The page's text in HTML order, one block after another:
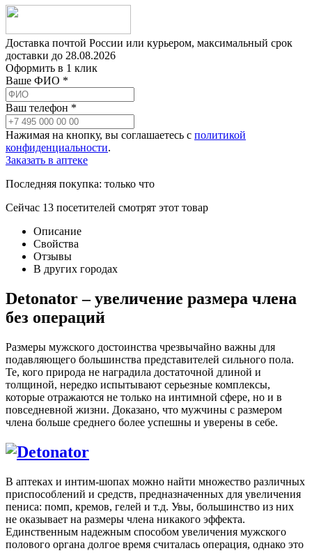
Доставка почтой России или курьером, максимальный срок
доставки до 28.08.2026
Оформить в 1 клик
Ваше ФИО *
Ваш телефон *
Нажимая на кнопку, вы соглашаетесь с политикой
конфиденциальности.
Заказать в аптеке
Последняя покупка: только что
Сейчас 13 посетителей смотрят этот товар
Описание
Свойства
Отзывы
В других городах
Detonator – увеличение размера члена
без операций
Размеры мужского достоинства чрезвычайно важны для
подавляющего большинства представителей сильного пола.
Те, кого природа не наградила достаточной длиной и
толщиной, нередко испытывают серьезные комплексы,
которые отражаются не только на интимной сфере, но и в
повседневной жизни. Доказано, что мужчины с размером
члена больше среднего более успешны и уверены в себе.
В аптеках и интим-шопах можно найти множество различных
приспособлений и средств, предназначенных для увеличения
пениса: помп, кремов, гелей и т.д. Увы, большинство из них
не оказывает на размеры члена никакого эффекта.
Единственным надежным способом увеличения мужского
полового органа долгое время считалась операция, однако это